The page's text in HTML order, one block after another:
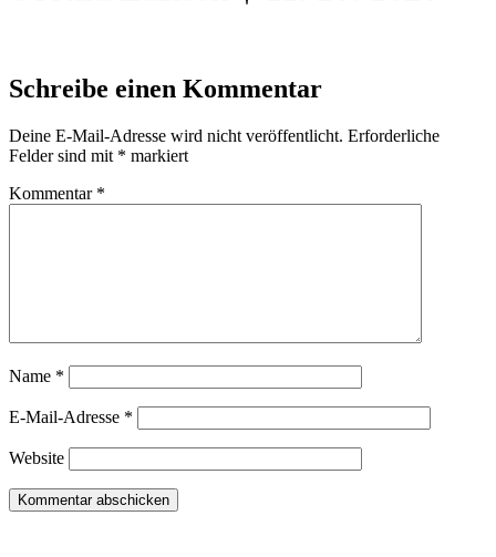
Schreibe einen Kommentar
Deine E-Mail-Adresse wird nicht veröffentlicht. Erforderliche
Felder sind mit * markiert
Kommentar *
Name *
E-Mail-Adresse *
Website